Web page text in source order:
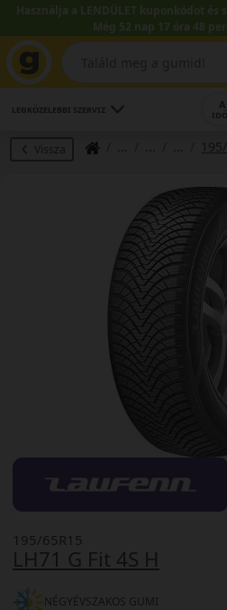
Használja a LENDÜLET kuponkódot
Még 52 nap 17 óra 48
LEGKÖZELEBBI SZERVIZ
Vissza
LH71 G Fit 4S H
195/65R15
NÉGYÉVSZAKOS GUMI